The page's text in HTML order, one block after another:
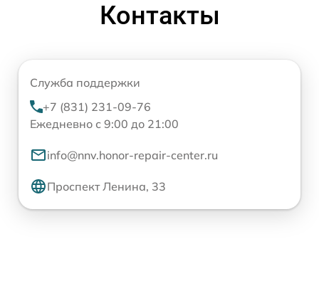
Контакты
Служба поддержки
+7 (831) 231-09-76
Ежедневно с 9:00 до 21:00
info@nnv.honor-repair-center.ru
Проспект Ленина, 33